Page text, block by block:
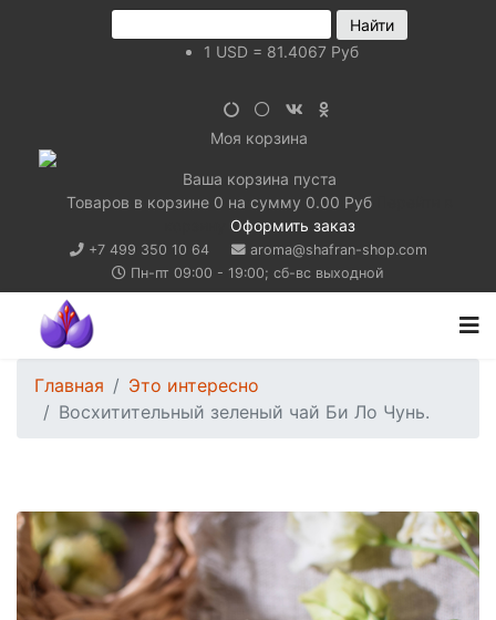
1 USD = 81.4067 Руб
Моя корзина
Ваша корзина пуста
Товаров в корзине 0 на сумму 0.00 Руб
Оформить заказ
+7 499 350 10 64
aroma@shafran-shop.com
Пн-пт 09:00 - 19:00; сб-вс выходной
Главная
Это интересно
Восхитительный зеленый чай Би Ло Чунь.